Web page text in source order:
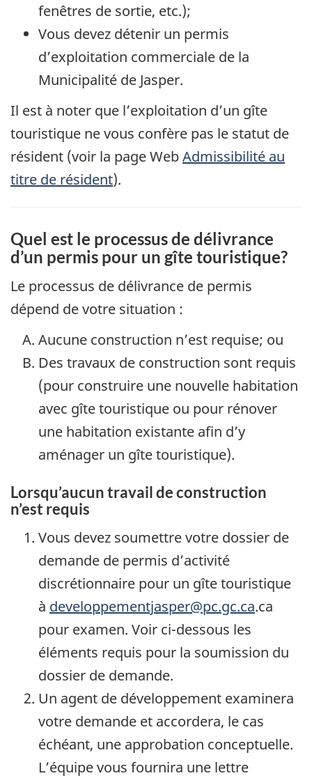
fenêtres de sortie, etc.);
Vous devez détenir un permis
d’exploitation commerciale de la
Municipalité de Jasper.
Il est à noter que l’exploitation d’un gîte
touristique ne vous confère pas le statut de
résident (voir la page WebAdmissibilité au
titre de résident).
Quel est le processus de délivrance
d’un permis pour un gîte touristique?
Le processus de délivrance de permis
dépend de votre situation :
Aucune construction n’est requise; ou
Des travaux de construction sont requis
(pour construire une nouvelle habitation
avec gîte touristique ou pour rénover
une habitation existante afin d’y
aménager un gîte touristique).
Lorsqu’aucun travail de construction
n’est requis
Vous devez soumettre votre dossier de
demande de permis d’activité
discrétionnaire pour un gîte touristique
à developpementjasper@pc.gc.ca.ca
pour examen. Voir ci-dessous les
éléments requis pour la soumission du
dossier de demande.
Un agent de développement examinera
votre demande et accordera, le cas
échéant, une approbation conceptuelle.
L’équipe vous fournira une lettre